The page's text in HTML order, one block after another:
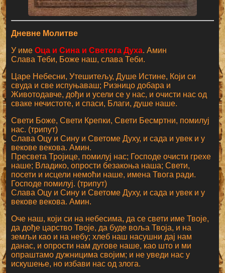
Дневне Молитве
У имеОца и Сина и Светога Духа. Амин
Слава Теби, Боже наш, слава Теби.
Царе Небесни, Утешитељу, Душе Истине, Који си
свуда и све испуњаваш; Ризницо добара и
Животодавче, дођи и усели се у нас, и очисти нас од
сваке нечистоте, и спаси, Благи, душе наше.
Свети Боже, Свети Крепки, Свети Бесмртни, помилуј
нас. (трипут)
Слава Оцу и Сину и Светоме Духу, и сада и увек и у
векове векова. Амин.
Пресвета Тројице, помилуј нас; Господе очисти грехе
наше; Владико, опрости безакоња наша; Свети,
посети и исцели немоћи наше, имена Твога ради.
Господе помилуј. (трипут)
Слава Оцу и Сину и Светоме Духу, и сада и увек и у
векове векова. Амин.
Оче наш, који си на небесима, да се свети име Твоје,
да дође царство Твоје, да буде воља Твоја, и на
земљи као и на небу; хлеб наш насушни дај нам
данас, и опрости нам дугове наше, као што и ми
опраштамо дужницима својим; и не уведи нас у
искушење, но избави нас од злога.